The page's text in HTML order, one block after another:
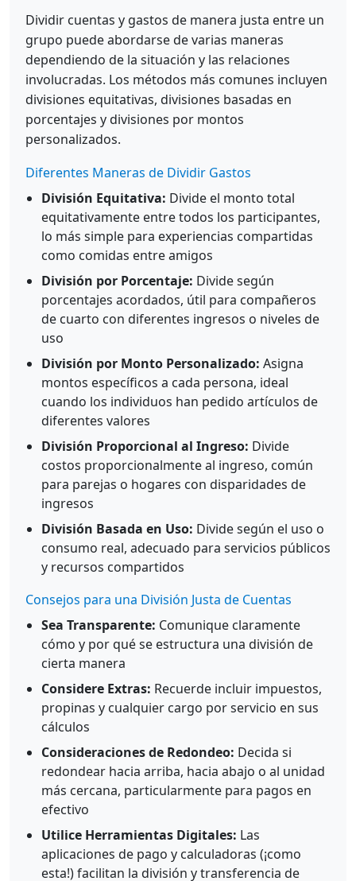
Dividir cuentas y gastos de manera justa entre un
grupo puede abordarse de varias maneras
dependiendo de la situación y las relaciones
involucradas. Los métodos más comunes incluyen
divisiones equitativas, divisiones basadas en
porcentajes y divisiones por montos
personalizados.
Diferentes Maneras de Dividir Gastos
División Equitativa: Divide el monto total
equitativamente entre todos los participantes,
lo más simple para experiencias compartidas
como comidas entre amigos
División por Porcentaje: Divide según
porcentajes acordados, útil para compañeros
de cuarto con diferentes ingresos o niveles de
uso
División por Monto Personalizado: Asigna
montos específicos a cada persona, ideal
cuando los individuos han pedido artículos de
diferentes valores
División Proporcional al Ingreso: Divide
costos proporcionalmente al ingreso, común
para parejas o hogares con disparidades de
ingresos
División Basada en Uso: Divide según el uso o
consumo real, adecuado para servicios públicos
y recursos compartidos
Consejos para una División Justa de Cuentas
Sea Transparente: Comunique claramente
cómo y por qué se estructura una división de
cierta manera
Considere Extras: Recuerde incluir impuestos,
propinas y cualquier cargo por servicio en sus
cálculos
Consideraciones de Redondeo: Decida si
redondear hacia arriba, hacia abajo o al unidad
más cercana, particularmente para pagos en
efectivo
Utilice Herramientas Digitales: Las
aplicaciones de pago y calculadoras (¡como
esta!) facilitan la división y transferencia de